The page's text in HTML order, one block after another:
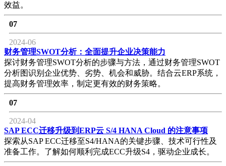
效益。
07
2024-06
财务管理SWOT分析：全面提升企业决策能力
探讨财务管理SWOT分析的步骤与方法，通过财务管理SWOT
分析图识别企业优势、劣势、机会和威胁。结合云ERP系统，
提高财务管理效率，制定更有效的财务策略。
07
2024-04
SAP ECC迁移升级到ERP云 S/4 HANA Cloud 的注意事项
探索从SAP ECC迁移至S4/HANA的关键步骤、技术可行性及
准备工作。了解如何顺利完成ECC升级S4，驱动企业成长。